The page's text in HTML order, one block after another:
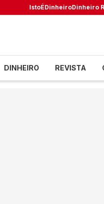
IstoÉDinheiroDinheiro
DINHEIRO REVISTA